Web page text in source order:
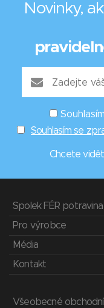
Novinky,
Souhlasím se
Chcete vidět
Spolek FÉR potravina
Pro výrobce
Média
Kontakt
Všeobecné